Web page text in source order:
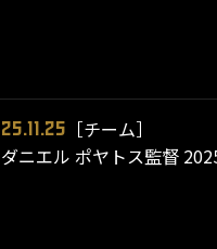
25.11.25
［チーム］
ダニエル ポヤトス監督